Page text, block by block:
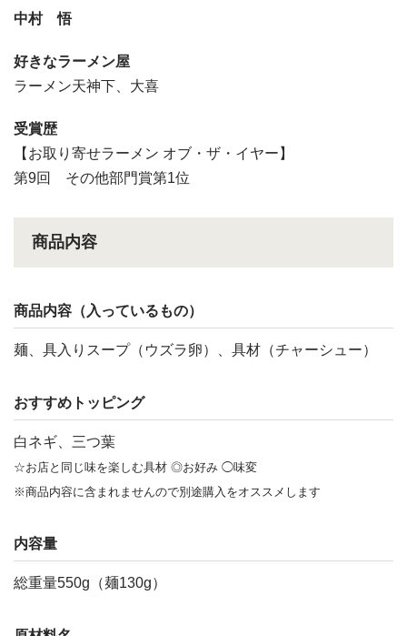
中村 悟
好きなラーメン屋
ラーメン天神下、大喜
受賞歴
【お取り寄せラーメン オブ・ザ・イヤー】
第9回 その他部門賞第1位
商品内容
商品内容（入っているもの）
麺、具入りスープ（ウズラ卵）、具材（チャーシュー）
おすすめトッピング
白ネギ、三つ葉
☆お店と同じ味を楽しむ具材 ◎お好み ◯味変
※商品内容に含まれませんので別途購入をオススメします
内容量
総重量550g（麺130g）